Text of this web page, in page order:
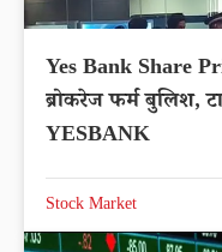
Yes Bank Share
ब्रोकरेज फर्म बुलिश,
YESBANK
Stock Market